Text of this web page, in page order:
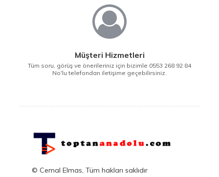
Müşteri Hizmetleri
Tüm soru, görüş ve önerileriniz için bizimle 0553 268 92 84
No'lu telefondan iletişime geçebilirsiniz.
© Cemal Elmas, Tüm hakları saklıdır